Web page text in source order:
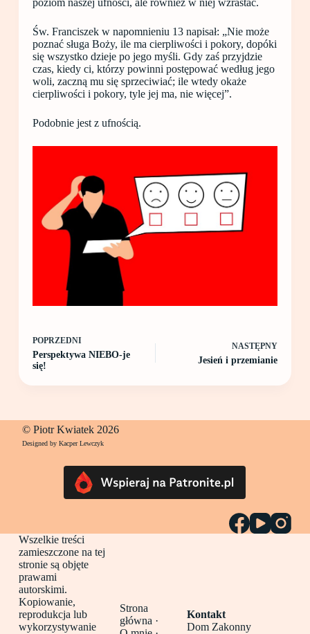
poziom naszej ufności, ale również w niej wzrastać.
Św. Franciszek w napomnieniu 13 napisał: „Nie może
poznać sługa Boży, ile ma cierpliwości i pokory, dopóki
się wszystko dzieje po jego myśli. Gdy zaś przyjdzie
czas, kiedy ci, którzy powinni postępować według jego
woli, zaczną mu się sprzeciwiać; ile wtedy okaże
cierpliwości i pokory, tyle jej ma, nie więcej”.
Podobnie jest z ufnością.
POPRZEDNI
Perspektywa NIEBO-je
się!
NASTĘPNY
Jesień i przemianie
© Piotr Kwiatek 2026
Designed by Kacper Lewczyk
Wszelkie treści
zamieszczone na tej
stronie są objęte
prawami
autorskimi.
Kopiowanie,
reprodukcja lub
wykorzystywanie
Strona
główna ·
Kontakt
Dom Zakonny